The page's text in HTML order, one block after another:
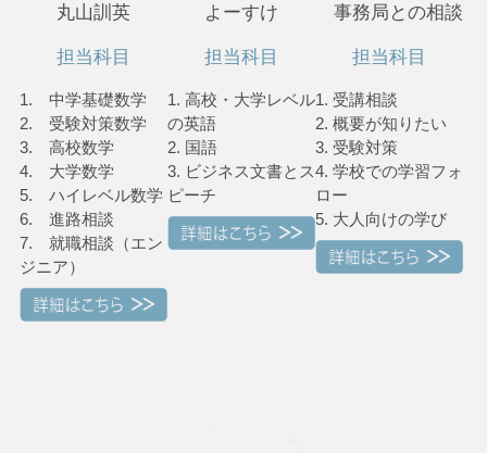
丸山訓英
担当科目
1. 中学基礎数学
2. 受験対策数学
3. 高校数学
4. 大学数学
5. ハイレベル数学
6. 進路相談
7. 就職相談（エン
ジニア）
よーすけ
担当科目
1. 高校・大学レベル
の英語
2. 国語
3. ビジネス文書とス
ピーチ
事務局との相談
担当科目
1. 受講相談
2. 概要が知りたい
3. 受験対策
4. 学校での学習フォ
ロー
5. 大人向けの学び